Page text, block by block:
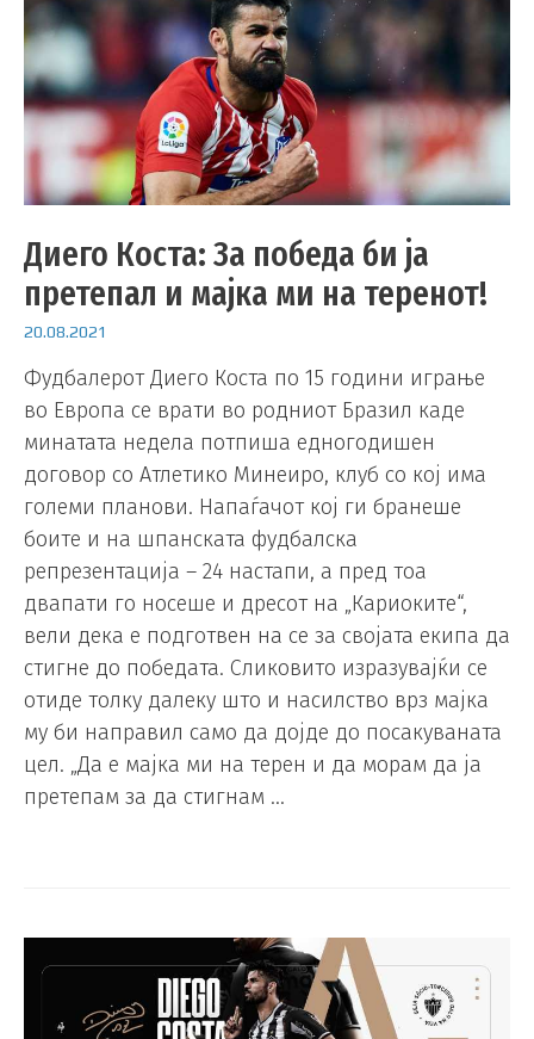
Диего Коста: За победа би ја
претепал и мајка ми на теренот!
20.08.2021
Фудбалерот Диего Коста по 15 години играње
во Европа се врати во родниот Бразил каде
минатата недела потпиша едногодишен
договор со Атлетико Минеиро, клуб со кој има
големи планови. Напаѓачот кој ги бранеше
боите и на шпанската фудбалска
репрезентација – 24 настапи, а пред тоа
двапати го носеше и дресот на „Кариоките“,
вели дека е подготвен на се за својата екипа да
стигне до победата. Сликовито изразувајќи се
отиде толку далеку што и насилство врз мајка
му би направил само да дојде до посакуваната
цел. „Да е мајка ми на терен и да морам да ја
претепам за да стигнам …